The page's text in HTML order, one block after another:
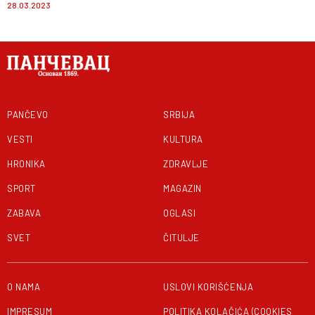
površinama, proširenjem
instalacijom novog
dečijeg igrališta
28.03.2023
PANČEVO
VESTI
HRONIKA
SPORT
ZABAVA
SVET
SRBIJA
KULTURA
ZDRAVLJE
MAGAZIN
OGLASI
ČITULJE
O NAMA
IMPRESUM
USLOVI KORIŠĆENJA
POLITIKA KOLAČIĆA (COOKIES